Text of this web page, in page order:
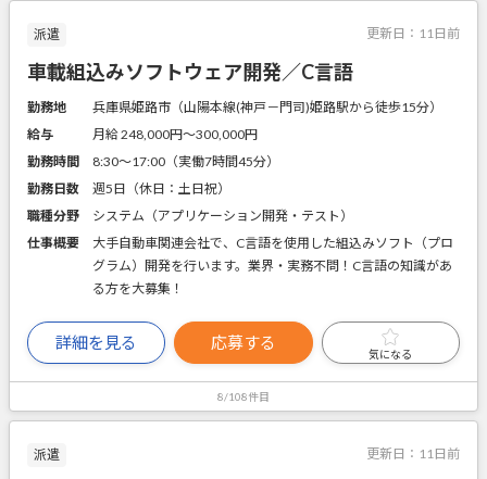
派遣 更新日： 11日前
車載組込みソフトウェア開発／C言語
勤務地
兵庫県姫路市（山陽本線(神戸－門司)姫路駅から徒歩15分）
給与
月給 248,000円〜300,000円
勤務時間
8:30～17:00（実働7時間45分）
勤務日数
週5日（休日：土日祝）
職種分野
システム（アプリケーション開発・テスト）
仕事概要
大手自動車関連会社で、C言語を使用した組込みソフト（プロ
グラム）開発を行います。業界・実務不問！C言語の知識があ
る方を大募集！
詳細を見る 応募する
気になる
8/108件目
派遣 更新日： 11日前